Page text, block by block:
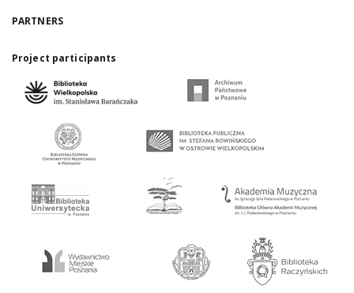
PARTNERS
Project participants